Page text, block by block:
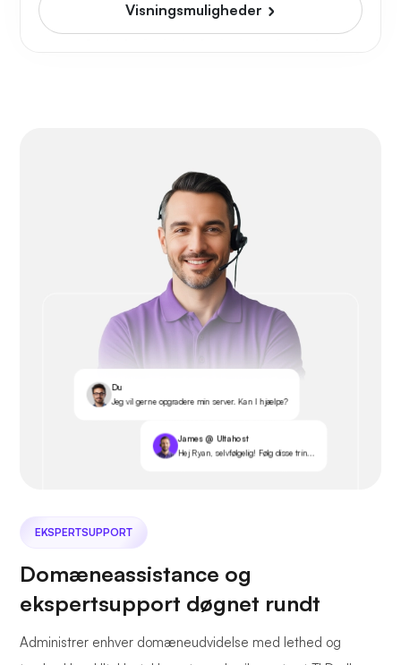
Visningsmuligheder
Du
Jeg vil gerne opgradere min server. Kan I hjælpe?
James @ Ultahost
Hej Ryan, selvfølgelig! Følg disse trin...
EKSPERTSUPPORT
Domæneassistance og
ekspertsupport døgnet rundt
Administrer enhver domæneudvidelse med lethed og